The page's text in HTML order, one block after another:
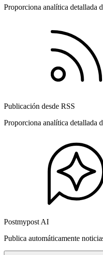
Proporciona analítica detallada
Publicación desde RSS
Proporciona analítica detallada
Postmypost AI
Publica automáticamente